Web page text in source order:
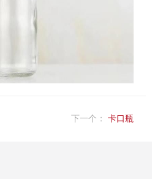
下一个： 卡口瓶